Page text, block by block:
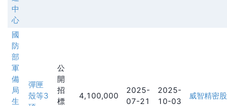
中
心
國
防
部
軍
備
局
生
彈匣
殼等3
公
開
招
標
4,100,000
2025-
07-21
2025-
10-03
威智精密